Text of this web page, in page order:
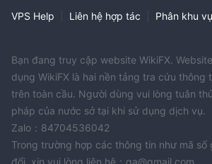
VPS Help Liên hệ hợp tác Phân khu
Bạn đang truy cập website WikiFX.
dụng WikiFX là hai nền tảng tra cứu thông
trên toàn cầu. Người dùng vui lòng tuân
pháp của nước sở tại khi sử dụng dịch vụ.
Zalo：84704536042
Trong trường hợp các thông tin như mã